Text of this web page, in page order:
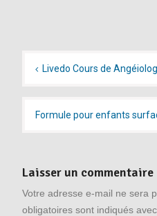
Navigation
de Livedo Cours de
Formule pour enfants
Laisser un commentaire
Votre adresse e-mail ne sera
obligatoires sont indiqués avec